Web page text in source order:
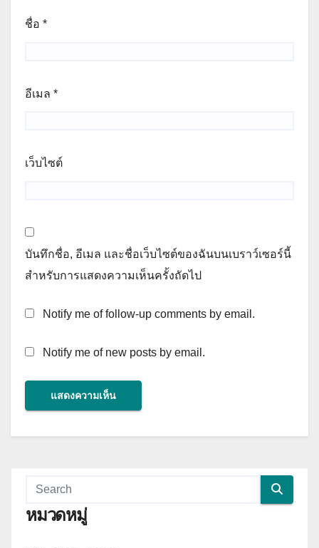
ชื่อ *
อีเมล *
เว็บไซต์
บันทึกชื่อ, อีเมล และชื่อเว็บไซต์ของฉันบนเบราว์เซอร์นี้
สำหรับการแสดงความเห็นครั้งถัดไป
Notify me of follow-up comments by email.
Notify me of new posts by email.
หมวดหมู่